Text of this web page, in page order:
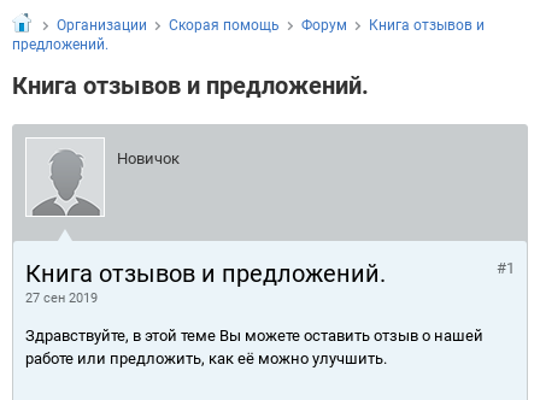
Организации Скорая помощь Форум
Книга отзывов и
предложений.
Книга отзывов и предложений.
Новичок
Книга отзывов и предложений.
27 сен 2019
#1
Здравствуйте, в этой теме Вы можете оставить отзыв о нашей
работе или предложить, как её можно улучшить.